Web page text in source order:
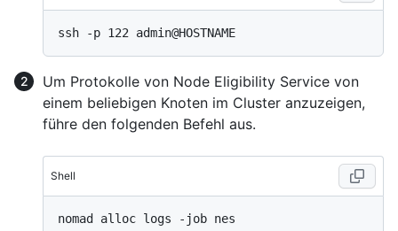
Um Protokolle von Node Eligibility Service von
einem beliebigen Knoten im Cluster anzuzeigen,
führe den folgenden Befehl aus.
Shell